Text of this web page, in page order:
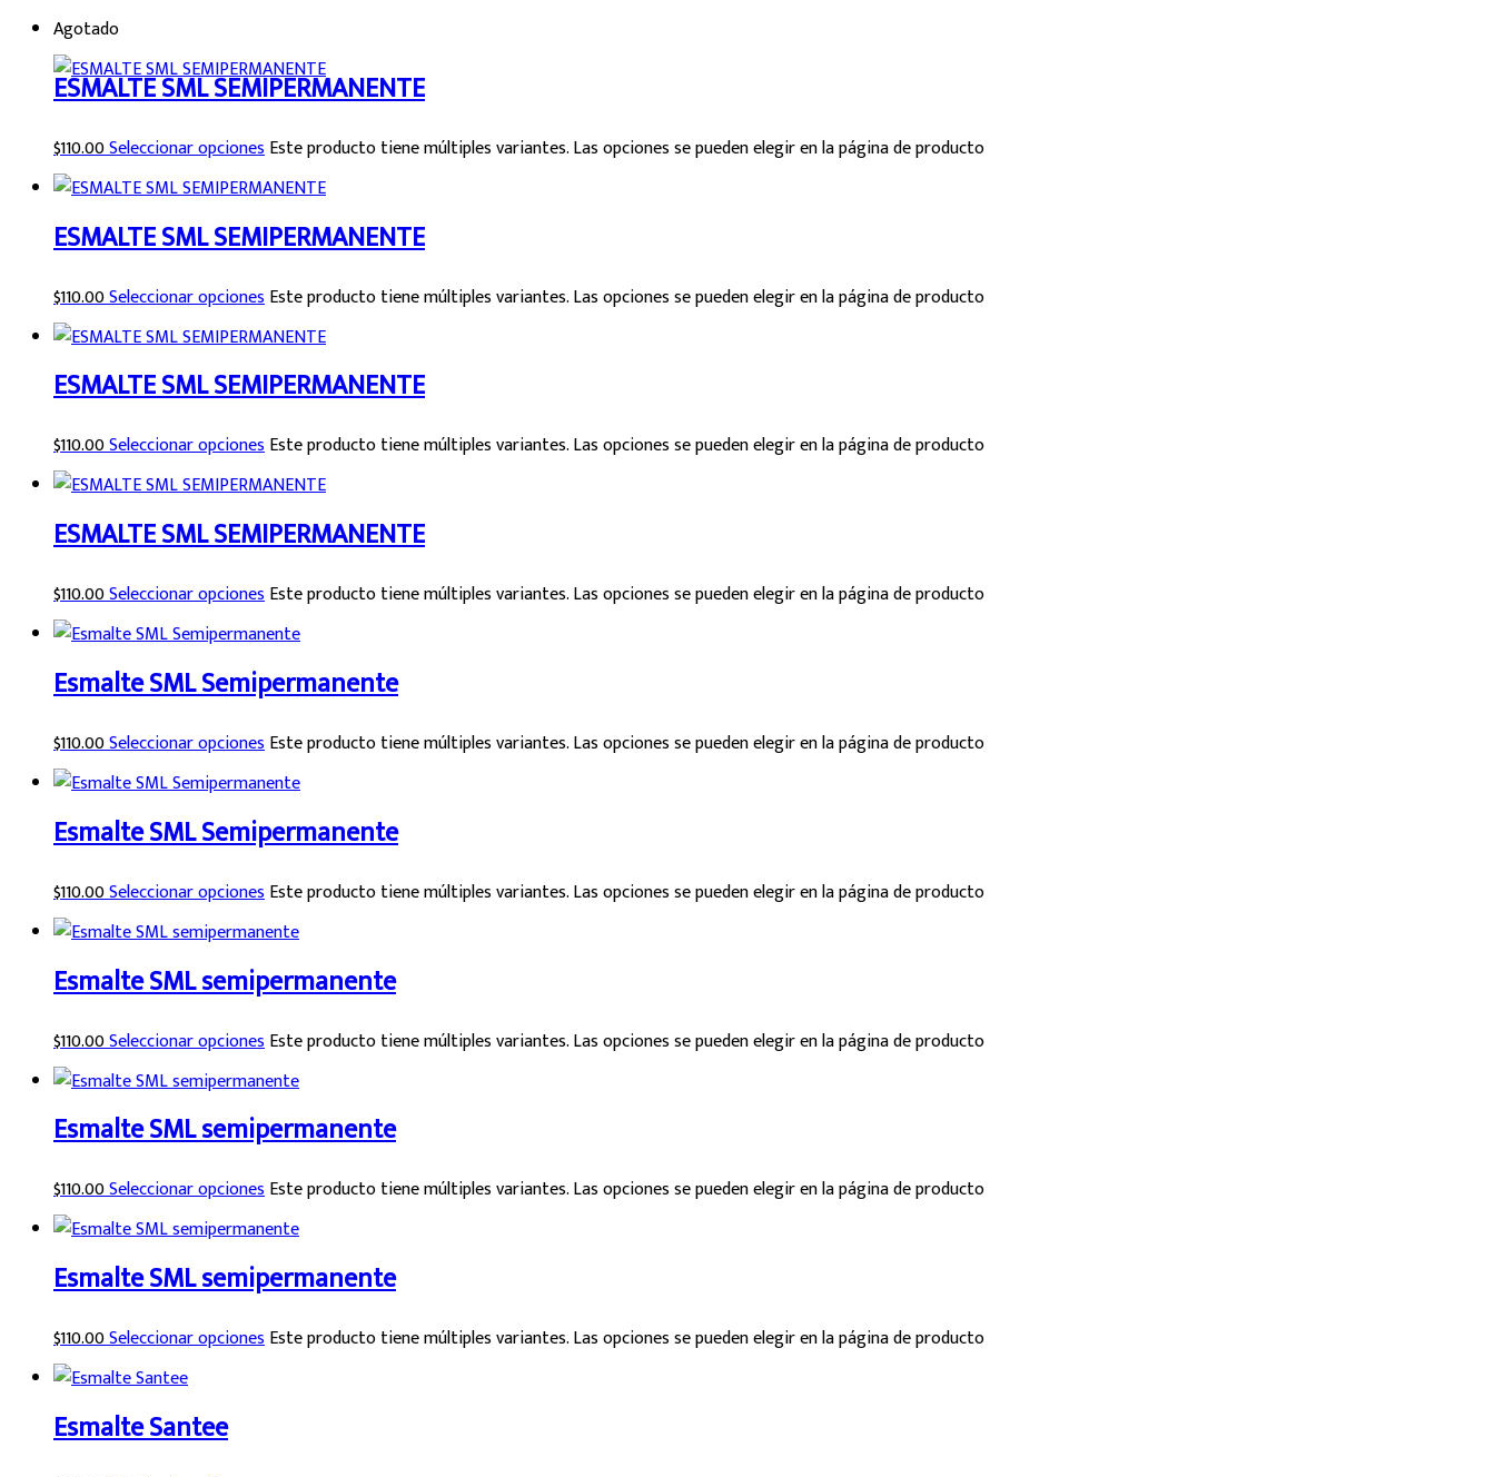
Agotado
ESMALTE SML SEMIPERMANENTE
$110.00Seleccionar opcionesEste producto tiene múltiples variantes. Las opciones se pueden elegir en la página de producto
ESMALTE SML SEMIPERMANENTE
$110.00Seleccionar opcionesEste producto tiene múltiples variantes. Las opciones se pueden elegir en la página de producto
ESMALTE SML SEMIPERMANENTE
$110.00Seleccionar opcionesEste producto tiene múltiples variantes. Las opciones se pueden elegir en la página de producto
ESMALTE SML SEMIPERMANENTE
$110.00Seleccionar opcionesEste producto tiene múltiples variantes. Las opciones se pueden elegir en la página de producto
Esmalte SML Semipermanente
$110.00Seleccionar opcionesEste producto tiene múltiples variantes. Las opciones se pueden elegir en la página de producto
Esmalte SML Semipermanente
$110.00Seleccionar opcionesEste producto tiene múltiples variantes. Las opciones se pueden elegir en la página de producto
Esmalte SML semipermanente
$110.00Seleccionar opcionesEste producto tiene múltiples variantes. Las opciones se pueden elegir en la página de producto
Esmalte SML semipermanente
$110.00Seleccionar opcionesEste producto tiene múltiples variantes. Las opciones se pueden elegir en la página de producto
Esmalte SML semipermanente
$110.00Seleccionar opcionesEste producto tiene múltiples variantes. Las opciones se pueden elegir en la página de producto
Esmalte Santee